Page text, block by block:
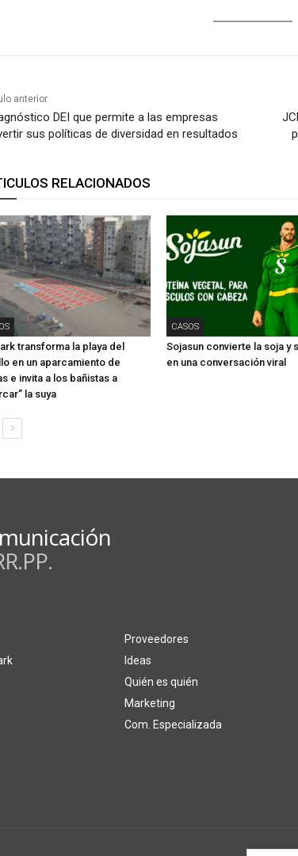
anterior
DEI que permite a las empresas
sus políticas de diversidad en resultados
RELACIONADOS
transforma la playa del
en un aparcamiento de
e invita a los bañistas a
la suya
CASOS
Sojasun convierte la soja y
en una conversación viral
Proveedores
Ideas
Quién es quién
Marketing
Com. Especializada